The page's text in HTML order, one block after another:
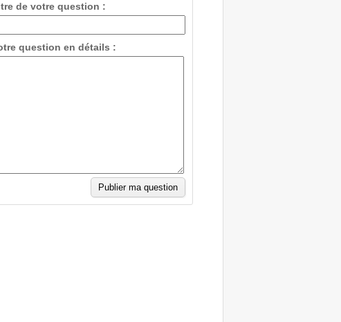
de votre question :
question en détails :